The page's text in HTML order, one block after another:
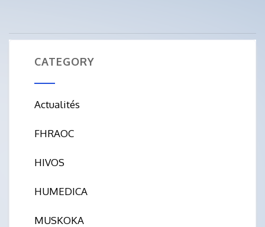
CATEGORY
Actualités
FHRAOC
HIVOS
HUMEDICA
MUSKOKA